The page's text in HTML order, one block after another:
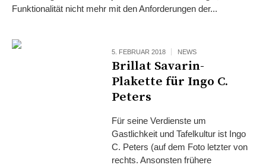
Funktionalität nicht mehr mit den Anforderungen der...
5. FEBRUAR 2018 NEWS
Brillat Savarin-
Plakette für Ingo C.
Peters
Für seine Verdienste um
Gastlichkeit und Tafelkultur ist Ingo
C. Peters (auf dem Foto letzter von
rechts. Ansonsten frühere